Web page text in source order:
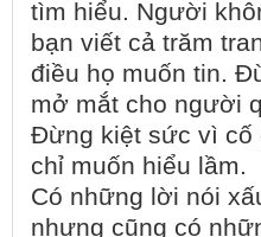
tìm hiểu. Người
bạn viết cả trăm
điều họ muốn tin.
mở mắt cho người
Đừng kiệt sức vì cố
chỉ muốn hiểu lầm.
Có những lời nói
nhưng cũng có